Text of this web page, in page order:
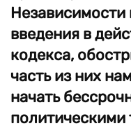
Независимости
введения в
кодекса,
часть из них
начать
политическими